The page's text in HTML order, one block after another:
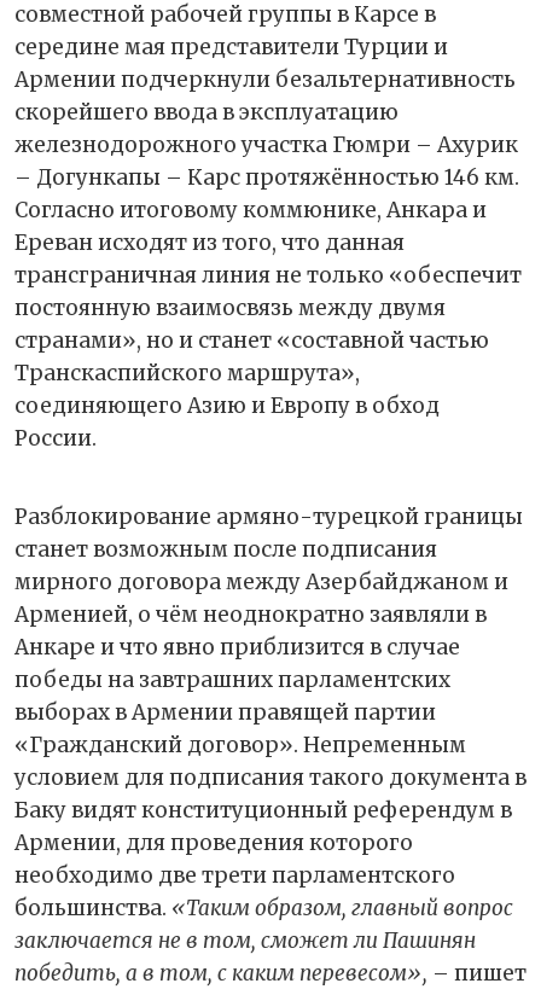
совместной рабочей группы в Карсе в
середине мая представители Турции и
Армении подчеркнули безальтернативность
скорейшего ввода в эксплуатацию
железнодорожного участка Гюмри – Ахурик
– Догункапы – Карс протяжённостью 146 км.
Согласно итоговому коммюнике, Анкара и
Ереван исходят из того, что данная
трансграничная линия не только «обеспечит
постоянную взаимосвязь между двумя
странами», но и станет «составной частью
Транскаспийского маршрута»,
соединяющего Азию и Европу в обход
России.
Разблокирование армяно-турецкой границы
станет возможным после подписания
мирного договора между Азербайджаном и
Арменией, о чём неоднократно заявляли в
Анкаре и что явно приблизится в случае
победы на завтрашних парламентских
выборах в Армении правящей партии
«Гражданский договор». Непременным
условием для подписания такого документа в
Баку видят конституционный референдум в
Армении, для проведения которого
необходимо две трети парламентского
большинства. «Таким образом, главный вопрос
заключается не в том, сможет ли Пашинян
победить, а в том, с каким перевесом», – пишет